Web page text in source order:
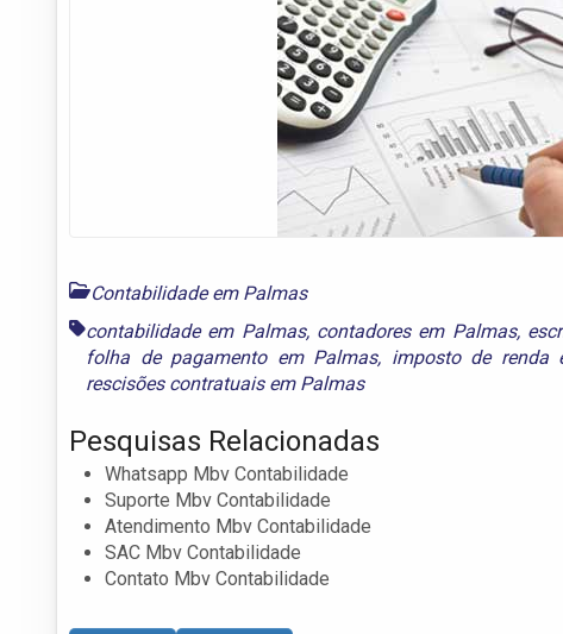
Contabilidade em Palmas
contabilidade em Palmas, contadores em Palmas,
folha de pagamento em Palmas, imposto de renda
rescisões contratuais em Palmas
Pesquisas Relacionadas
Whatsapp Mbv Contabilidade
Suporte Mbv Contabilidade
Atendimento Mbv Contabilidade
SAC Mbv Contabilidade
Contato Mbv Contabilidade